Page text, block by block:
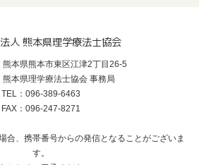
人 熊本県理学療法士協会
本県熊本市東区江津2丁目26-5
熊本県理学療法士協会 事務局
TEL：096-389-6463
FAX：096-247-8271
合、携帯番号からの発信となることがございま
す。